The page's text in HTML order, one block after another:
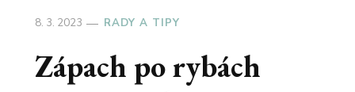
8. 3. 2023 RADY A TIPY
Zápach po rybách